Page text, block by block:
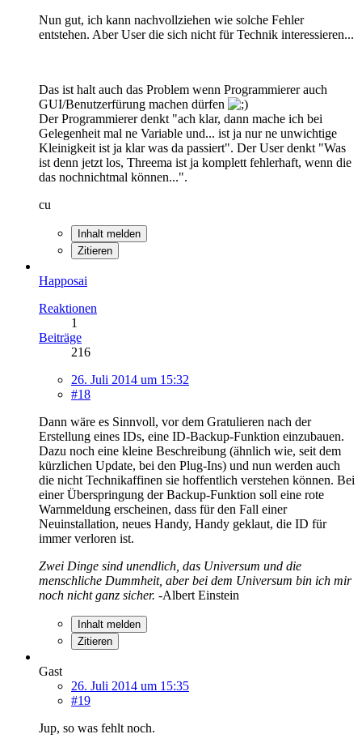
Nun gut, ich kann nachvollziehen wie solche Fehler
entstehen. Aber User die sich nicht für Technik interessieren...
Das ist halt auch das Problem wenn Programmierer auch
GUI/Benutzerfürung machen dürfen
Der Programmierer denkt "ach klar, dann mache ich bei
Gelegenheit mal ne Variable und... ist ja nur ne unwichtige
Kleinigkeit ist ja klar was da passiert". Der User denkt "Was
ist denn jetzt los, Threema ist ja komplett fehlerhaft, wenn die
das nochnichtmal können...".
cu
Inhalt melden
Zitieren
Happosai
Reaktionen
1
Beiträge
216
26. Juli 2014 um 15:32
#18
Dann wäre es Sinnvoll, vor dem Gratulieren nach der
Erstellung eines IDs, eine ID-Backup-Funktion einzubauen.
Dazu noch eine kleine Beschreibung (ähnlich wie, seit dem
kürzlichen Update, bei den Plug-Ins) und nun werden auch
die nicht Technikaffinen sie hoffentlich verstehen können. Bei
einer Überspringung der Backup-Funktion soll eine rote
Warnmeldung erscheinen, dass für den Fall einer
Neuinstallation, neues Handy, Handy geklaut, die ID für
immer verloren ist.
Zwei Dinge sind unendlich, das Universum und die
menschliche Dummheit, aber bei dem Universum bin ich mir
noch nicht ganz sicher. -Albert Einstein
Inhalt melden
Zitieren
Gast
26. Juli 2014 um 15:35
#19
Jup, so was fehlt noch.